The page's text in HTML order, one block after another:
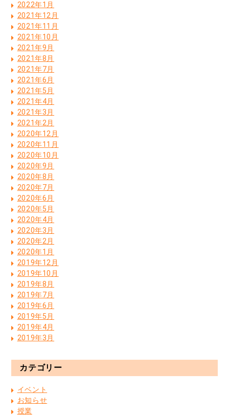
2022年1月
2021年12月
2021年11月
2021年10月
2021年9月
2021年8月
2021年7月
2021年6月
2021年5月
2021年4月
2021年3月
2021年2月
2020年12月
2020年11月
2020年10月
2020年9月
2020年8月
2020年7月
2020年6月
2020年5月
2020年4月
2020年3月
2020年2月
2020年1月
2019年12月
2019年10月
2019年8月
2019年7月
2019年6月
2019年5月
2019年4月
2019年3月
カテゴリー
イベント
お知らせ
授業